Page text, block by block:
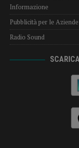
Informazione
Pubblicità per le Aziende
Radio Sound